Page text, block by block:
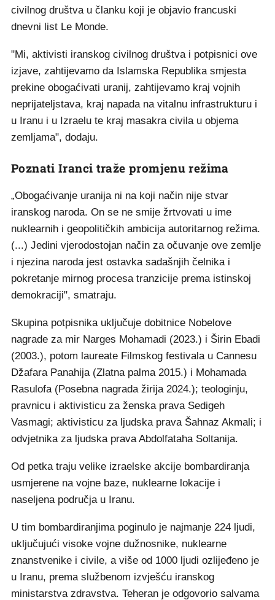
civilnog društva u članku koji je objavio francuski
dnevni list Le Monde.
"Mi, aktivisti iranskog civilnog društva i potpisnici ove
izjave, zahtijevamo da Islamska Republika smjesta
prekine obogaćivati uranij, zahtijevamo kraj vojnih
neprijateljstava, kraj napada na vitalnu infrastrukturu i
u Iranu i u Izraelu te kraj masakra civila u objema
zemljama", dodaju.
Poznati Iranci traže promjenu režima
„Obogaćivanje uranija ni na koji način nije stvar
iranskog naroda. On se ne smije žrtvovati u ime
nuklearnih i geopolitičkih ambicija autoritarnog režima.
(...) Jedini vjerodostojan način za očuvanje ove zemlje
i njezina naroda jest ostavka sadašnjih čelnika i
pokretanje mirnog procesa tranzicije prema istinskoj
demokraciji", smatraju.
Skupina potpisnika uključuje dobitnice Nobelove
nagrade za mir Narges Mohamadi (2023.) i Širin Ebadi
(2003.), potom laureate Filmskog festivala u Cannesu
Džafara Panahija (Zlatna palma 2015.) i Mohamada
Rasulofa (Posebna nagrada žirija 2024.); teologinju,
pravnicu i aktivisticu za ženska prava Sedigeh
Vasmagi; aktivisticu za ljudska prava Šahnaz Akmali; i
odvjetnika za ljudska prava Abdolfataha Soltanija.
Od petka traju velike izraelske akcije bombardiranja
usmjerene na vojne baze, nuklearne lokacije i
naseljena područja u Iranu.
U tim bombardiranjima poginulo je najmanje 224 ljudi,
uključujući visoke vojne dužnosnike, nuklearne
znanstvenike i civile, a više od 1000 ljudi ozlijeđeno je
u Iranu, prema službenom izvješću iranskog
ministarstva zdravstva. Teheran je odgovorio salvama